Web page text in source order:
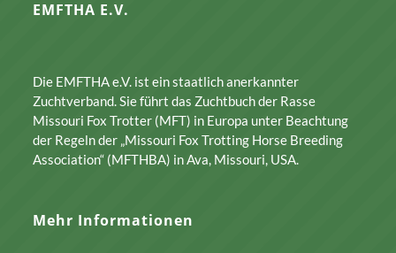
EMFTHA E.V.
Die EMFTHA e.V. ist ein staatlich anerkannter
Zuchtverband. Sie führt das Zuchtbuch der Rasse
Missouri Fox Trotter (MFT) in Europa unter Beachtung
der Regeln der „Missouri Fox Trotting Horse Breeding
Association“ (MFTHBA) in Ava, Missouri, USA.
Mehr Informationen